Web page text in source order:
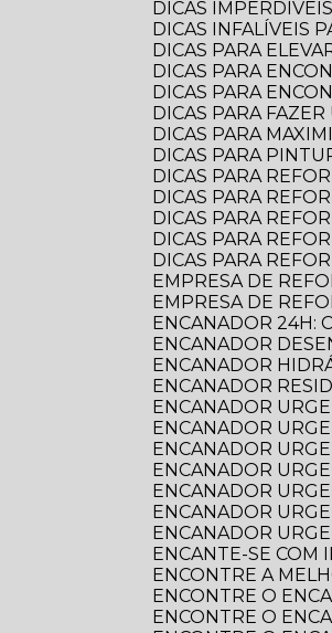
DICAS
DICAS INFALÍVEIS
DICAS PARA
DICAS PARA
DICAS PARA
DICAS PARA
DICAS PARA
DICAS PARA
DICAS PARA
DICAS PARA
DICAS PARA
DICAS PARA
DICAS PARA
EMPRESA DE
EMPRESA DE
ENCANADOR 24H:
ENCANADOR
ENCANADOR
ENCANADOR
ENCANADOR
ENCANADOR
ENCANADOR
ENCANADOR
ENCANADOR
ENCANADOR
ENCANADOR
ENCANTE-SE
ENCONTRE A
ENCONTRE O
ENCONTRE O